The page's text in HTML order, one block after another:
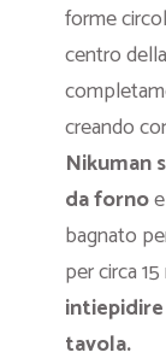
forme
centro della
creando
Nikuman
da forno
bagnato
per circa
tavola.